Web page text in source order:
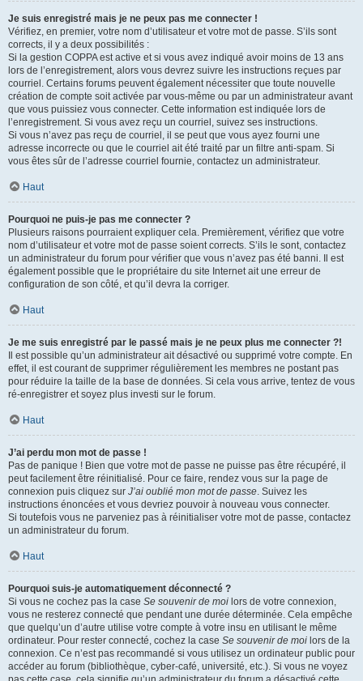
Je suis enregistré mais je ne peux pas me connecter !
Vérifiez, en premier, votre nom d’utilisateur et votre mot de passe. S’ils sont
corrects, il y a deux possibilités :
Si la gestion COPPA est active et si vous avez indiqué avoir moins de 13 ans
lors de l’enregistrement, alors vous devrez suivre les instructions reçues par
courriel. Certains forums peuvent également nécessiter que toute nouvelle
création de compte soit activée par vous-même ou par un administrateur avant
que vous puissiez vous connecter. Cette information est indiquée lors de
l’enregistrement. Si vous avez reçu un courriel, suivez ses instructions.
Si vous n’avez pas reçu de courriel, il se peut que vous ayez fourni une
adresse incorrecte ou que le courriel ait été traité par un filtre anti-spam. Si
vous êtes sûr de l’adresse courriel fournie, contactez un administrateur.
Haut
Pourquoi ne puis-je pas me connecter ?
Plusieurs raisons pourraient expliquer cela. Premièrement, vérifiez que votre
nom d’utilisateur et votre mot de passe soient corrects. S’ils le sont, contactez
un administrateur du forum pour vérifier que vous n’avez pas été banni. Il est
également possible que le propriétaire du site Internet ait une erreur de
configuration de son côté, et qu’il devra la corriger.
Haut
Je me suis enregistré par le passé mais je ne peux plus me connecter ?!
Il est possible qu’un administrateur ait désactivé ou supprimé votre compte. En
effet, il est courant de supprimer régulièrement les membres ne postant pas
pour réduire la taille de la base de données. Si cela vous arrive, tentez de vous
ré-enregistrer et soyez plus investi sur le forum.
Haut
J’ai perdu mon mot de passe !
Pas de panique ! Bien que votre mot de passe ne puisse pas être récupéré, il
peut facilement être réinitialisé. Pour ce faire, rendez vous sur la page de
connexion puis cliquez sur J’ai oublié mon mot de passe. Suivez les
instructions énoncées et vous devriez pouvoir à nouveau vous connecter.
Si toutefois vous ne parveniez pas à réinitialiser votre mot de passe, contactez
un administrateur du forum.
Haut
Pourquoi suis-je automatiquement déconnecté ?
Si vous ne cochez pas la case Se souvenir de moi lors de votre connexion,
vous ne resterez connecté que pendant une durée déterminée. Cela empêche
que quelqu’un d’autre utilise votre compte à votre insu en utilisant le même
ordinateur. Pour rester connecté, cochez la case Se souvenir de moi lors de la
connexion. Ce n’est pas recommandé si vous utilisez un ordinateur public pour
accéder au forum (bibliothèque, cyber-café, université, etc.). Si vous ne voyez